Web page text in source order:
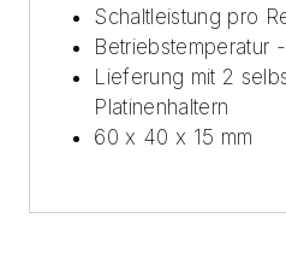
Schaltleistung pro
Betriebstemperatur -
Lieferung mit 2
Platinenhaltern
60 x 40 x 15 mm